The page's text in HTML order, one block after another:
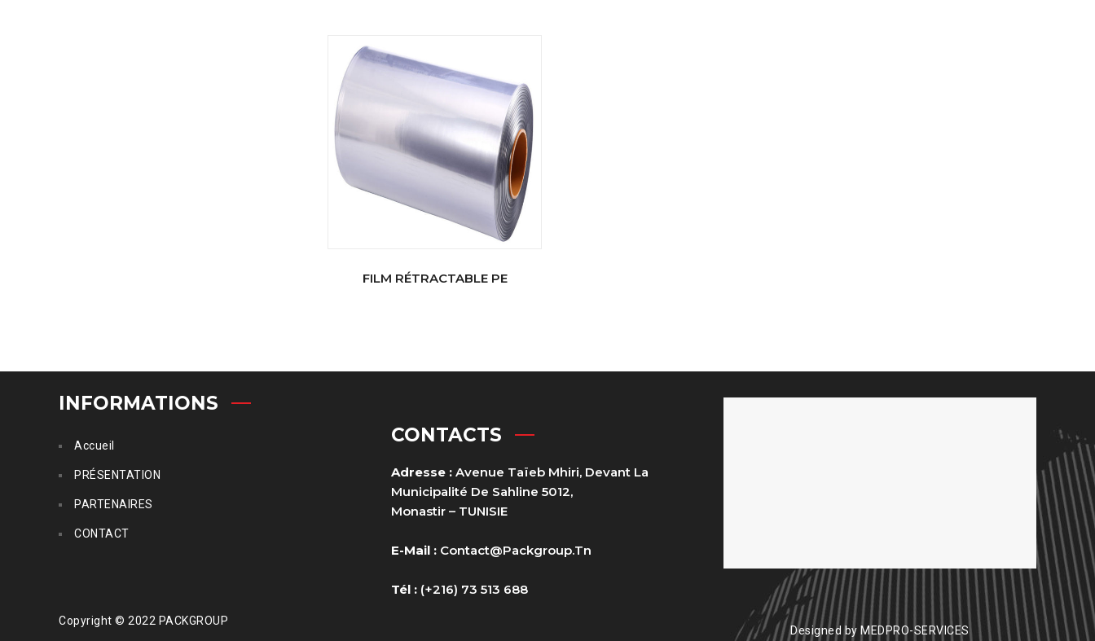
FILM RÉTRACTABLE PE
INFORMATIONS
Accueil
PRÉSENTATION
PARTENAIRES
CONTACT
Copyright © 2022 PACKGROUP
CONTACTS
Adresse : Avenue Taïeb Mhiri, Devant La
Municipalité De Sahline 5012,
Monastir – TUNISIE
E-Mail : Contact@packgroup.tn
Tél : (+216) 73 513 688
Designed by MEDPRO-SERVICES